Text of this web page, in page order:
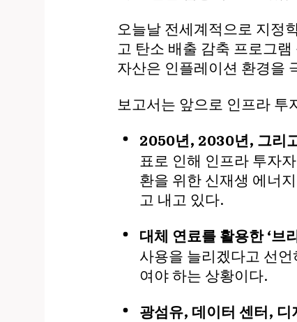
오늘날 전세계적으로 지정
고 탄소 배출 감축 프로그
자산은 인플레이션 환경을
보고서는 앞으로 인프라
2050년, 2030년, 그리
표로 인해 인프라 투자
환을 위한 신재생 에너
고 내고 있다.
대체 연료를 활용한 ‘브
사용을 늘리겠다고 선
여야 하는 상황이다.
광섬유, 데이터 센터, 디